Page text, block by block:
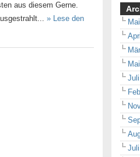
aus diesem Gerne.
» Lese den